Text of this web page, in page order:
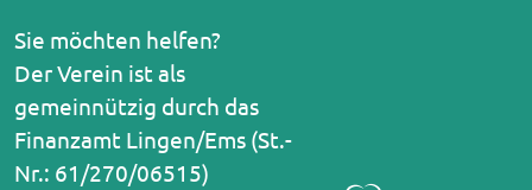
Sie möchten helfen?
Der Verein ist als
gemeinnützig durch das
Finanzamt Lingen/Ems (St.-
Nr.: 61/270/06515)